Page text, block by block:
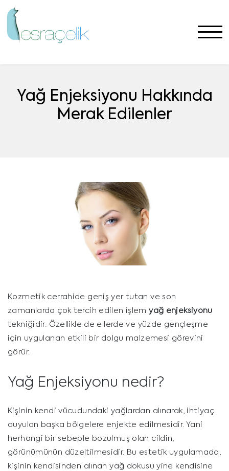
Yağ Enjeksiyonu Hakkında
Merak Edilenler
Kozmetik cerrahide geniş yer tutan ve son
zamanlarda çok tercih edilen işlemyağ enjeksiyonu
tekniğidir. Özellikle de ellerde ve yüzde gençleşme
için uygulanan etkili bir dolgu malzemesi görevini
görür.
Yağ Enjeksiyonu nedir?
Kişinin kendi vücudundaki yağlardan alınarak, ihtiyaç
duyulan başka bölgelere enjekte edilmesidir. Yani
herhangi bir sebeple bozulmuş olan cildin,
görünümünün düzeltilmesidir. Bu estetik uygulamada,
kişinin kendisinden alınan yağ dokusu yine kendisine